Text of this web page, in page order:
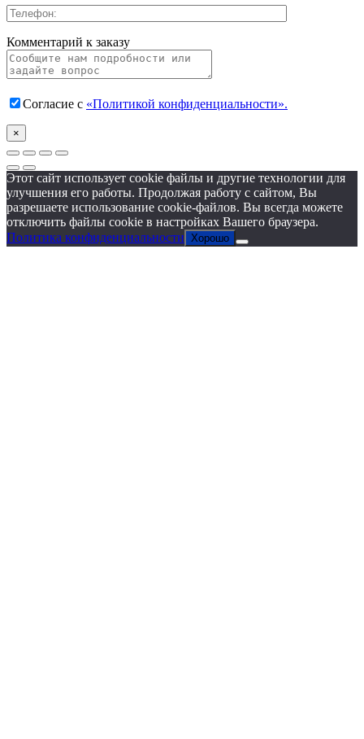
Комментарий к заказу
Согласие с «Политикой конфиденциальности».
×
Этот сайт использует cookie файлы и другие технологии для
улучшения его работы. Продолжая работу с сайтом, Вы
разрешаете использование cookie-файлов. Вы всегда можете
отключить файлы cookie в настройках Вашего браузера.
Политика конфиденциальности Хорошо